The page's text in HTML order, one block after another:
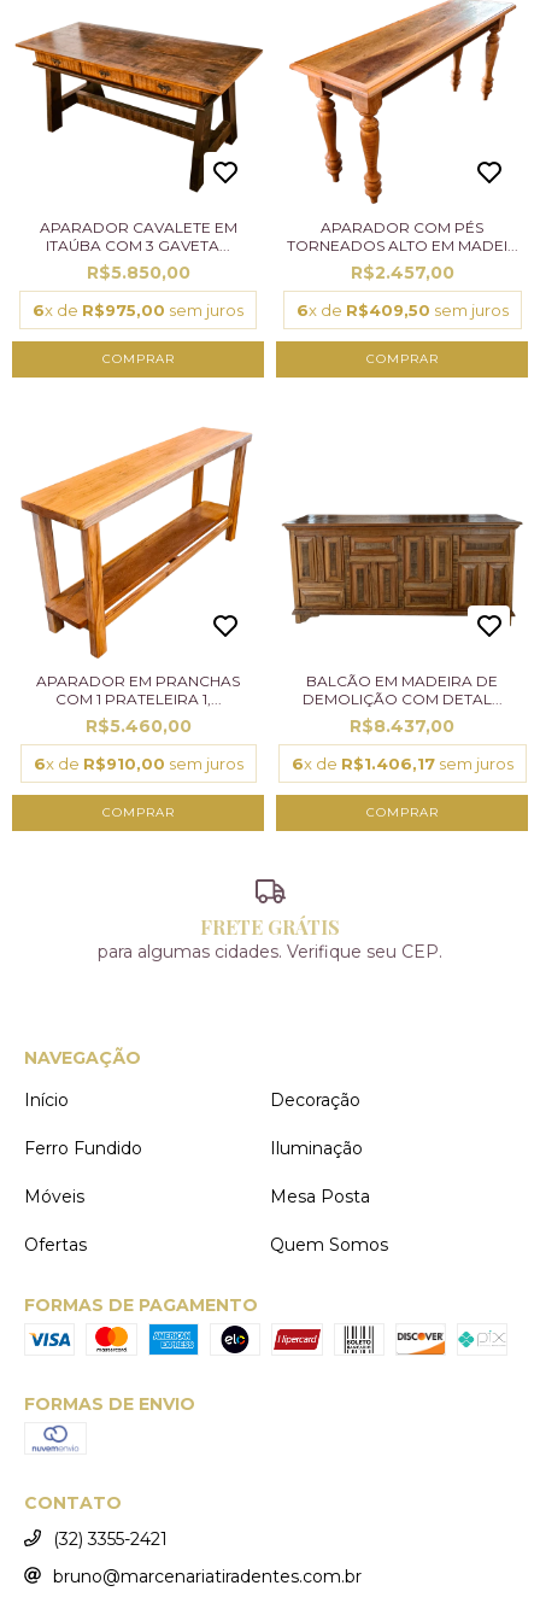
APARADOR CAVALETE EM
ITAÚBA COM 3 GAVETA...
R$5.850,00
6x de R$975,00 sem juros
APARADOR COM PÉS
TORNEADOS ALTO EM MADEI...
R$2.457,00
6x de R$409,50 sem juros
APARADOR EM PRANCHAS
COM 1 PRATELEIRA 1,...
R$5.460,00
6x de R$910,00 sem juros
BALCÃO EM MADEIRA DE
DEMOLIÇÃO COM DETAL...
R$8.437,00
6x de R$1.406,17sem juros
FRETE GRÁTIS
para algumas cidades. Verifique seu CEP.
NAVEGAÇÃO
Início
Decoração
Ferro Fundido Iluminação
Móveis Mesa Posta
Ofertas Quem Somos
FORMAS DE PAGAMENTO
FORMAS DE ENVIO
CONTATO
(32) 3355-2421
bruno@marcenariatiradentes.com.br